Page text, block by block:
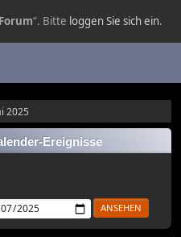
“. Bitte loggen Sie sich ein.
2025
Ereignisse